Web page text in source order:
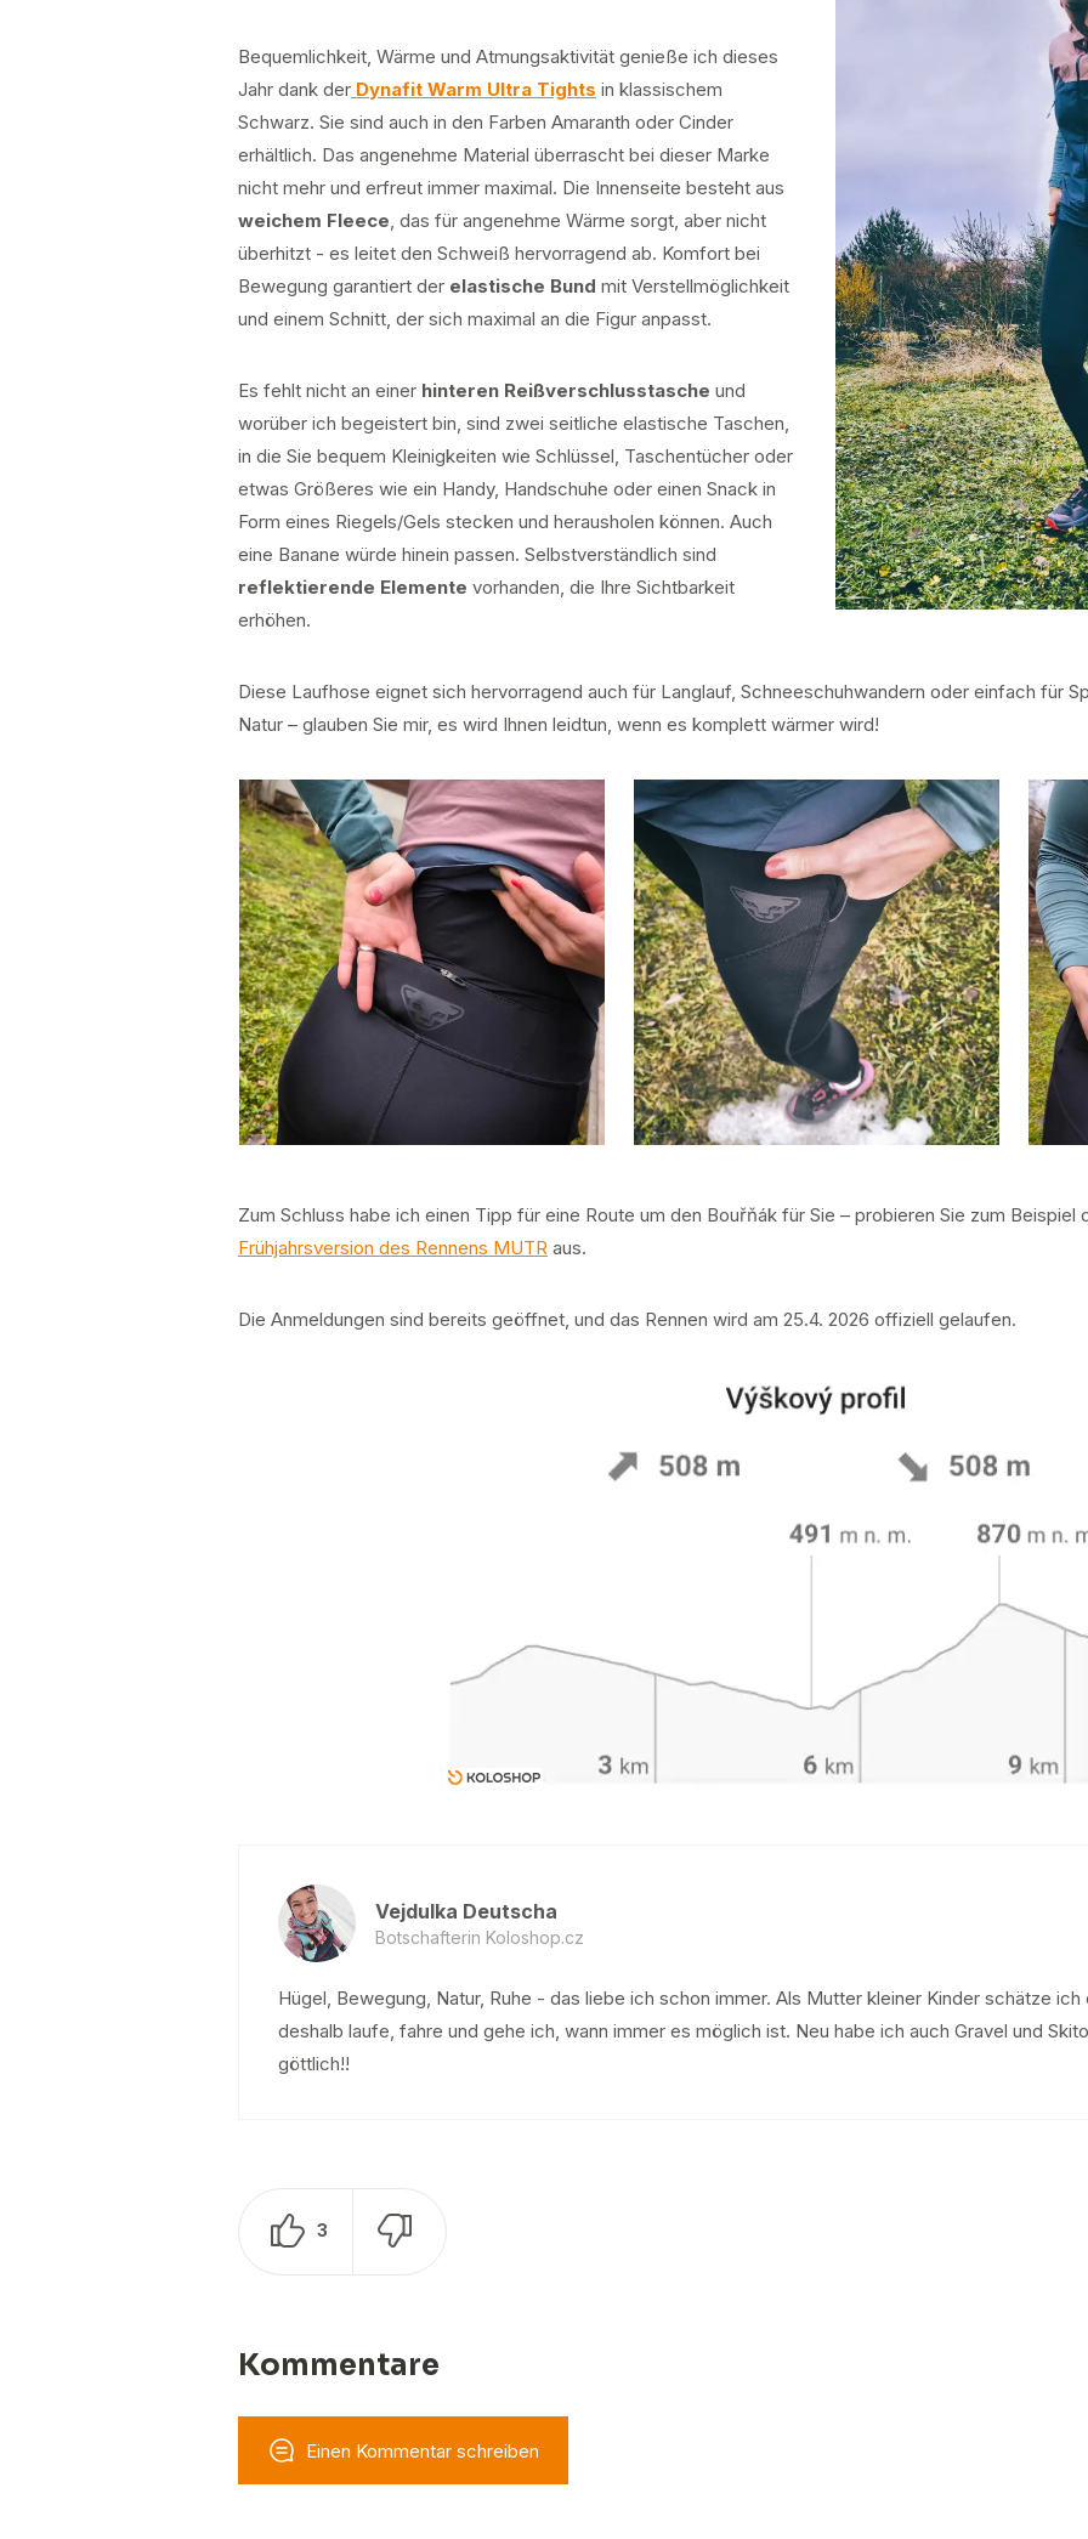
Bequemlichkeit, Wärme und Atmungsaktivität genieße ich dieses
Jahr dank der Dynafit Warm Ultra Tights in klassischem
Schwarz. Sie sind auch in den Farben Amaranth oder Cinder
erhältlich. Das angenehme Material überrascht bei dieser Marke
nicht mehr und erfreut immer maximal. Die Innenseite besteht aus
weichem Fleece, das für angenehme Wärme sorgt, aber nicht
überhitzt - es leitet den Schweiß hervorragend ab. Komfort bei
Bewegung garantiert der elastische Bund mit Verstellmöglichkeit
und einem Schnitt, der sich maximal an die Figur anpasst.
Es fehlt nicht an einer hinteren Reißverschlusstasche und
worüber ich begeistert bin, sind zwei seitliche elastische Taschen,
in die Sie bequem Kleinigkeiten wie Schlüssel, Taschentücher oder
etwas Größeres wie ein Handy, Handschuhe oder einen Snack in
Form eines Riegels/Gels stecken und herausholen können. Auch
eine Banane würde hinein passen. Selbstverständlich sind
reflektierende Elemente vorhanden, die Ihre Sichtbarkeit
erhöhen.
Diese Laufhose eignet sich hervorragend auch für Langlauf, Schneeschuhwandern oder einfach für
Natur – glauben Sie mir, es wird Ihnen leidtun, wenn es komplett wärmer wird!
Zum Schluss habe ich einen Tipp für eine Route um den Bouřňák für Sie – probieren Sie zum Beispiel
Frühjahrsversion des Rennens MUTR aus.
Die Anmeldungen sind bereits geöffnet, und das Rennen wird am 25.4. 2026 offiziell gelaufen.
Vejdulka Deutscha
Botschafterin Koloshop.cz
Hügel, Bewegung, Natur, Ruhe - das liebe ich schon immer. Als Mutter kleiner Kinder schätze
deshalb laufe, fahre und gehe ich, wann immer es möglich ist. Neu habe ich auch Gravel und
göttlich!!
3
Kommentare
Einen Kommentar schreiben